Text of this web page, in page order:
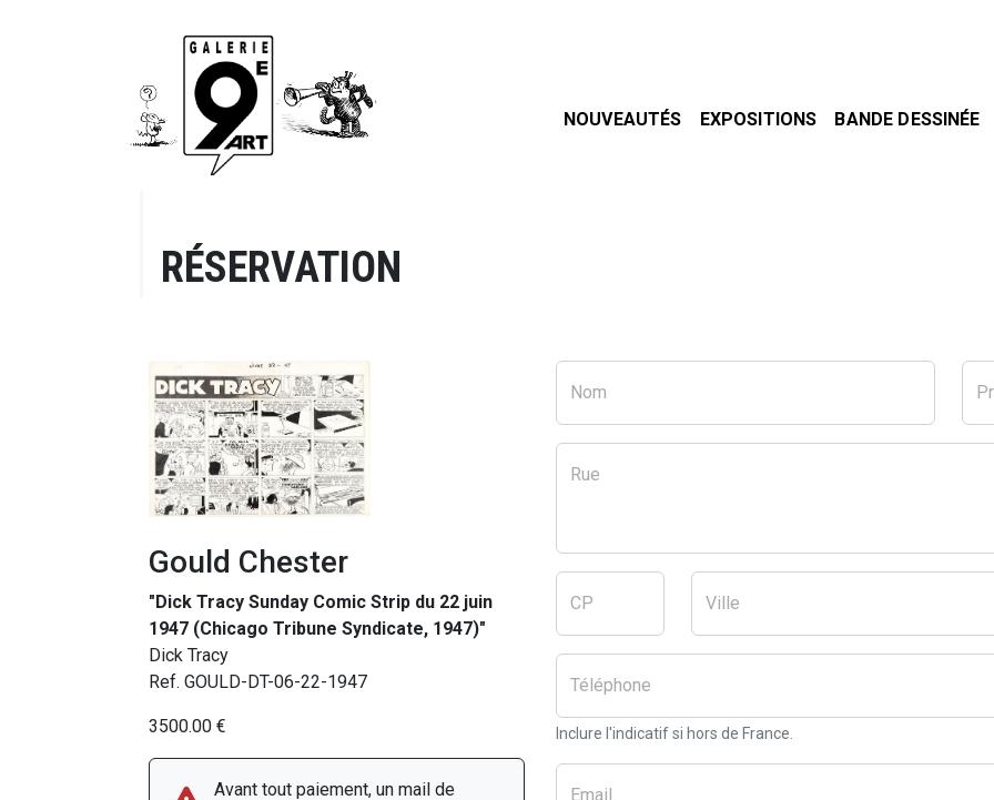
NOUVEAUTÉS EXPOSITIONS BANDE DESSINÉE
RÉSERVATION
Gould Chester
"Dick Tracy Sunday Comic Strip du 22 juin
1947 (Chicago Tribune Syndicate, 1947)"
Dick Tracy
Ref. GOULD-DT-06-22-1947
3500.00 €
Avant tout paiement, un mail de
Nom
Rue
CP Ville
Téléphone
Inclure l'indicatif si hors de France.
Email